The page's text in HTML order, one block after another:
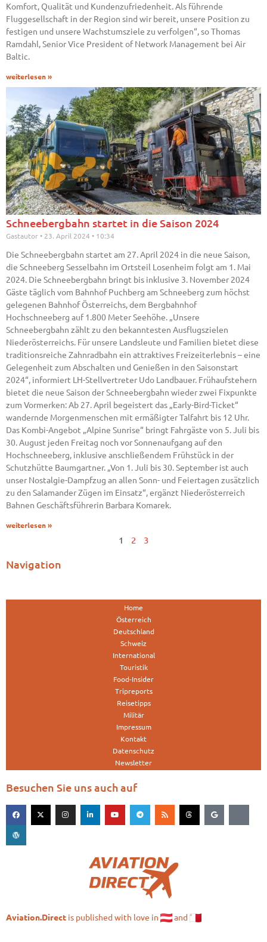
Komfort, Qualität und Kundenzufriedenheit. Als führende
Fluggesellschaft in der Region sind wir bereit, unsere Position zu
festigen und unsere Wachstumsziele zu verfolgen“, so Thomas
Ramdahl, Senior Vice President of Network Management bei Air
Baltic.
weiterlesen »
Schneebergbahn startet in die Saison 2024
Gastautor 23. April 2024 10:34
Die Schneebergbahn startet am 27. April 2024 in die neue Saison,
die Schneeberg Sesselbahn im Ortsteil Losenheim folgt am 1. Mai
2024. Die Schneebergbahn bringt bis inklusive 3. November 2024
Gäste täglich vom Bahnhof Puchberg am Schneeberg zum höchst
gelegenen Bahnhof Österreichs, dem Bergbahnhof
Hochschneeberg auf 1.800 Meter Seehöhe. „Unsere
Schneebergbahn zählt zu den bekanntesten Ausflugszielen
Niederösterreichs. Für unsere Landsleute und Familien bietet diese
traditionsreiche Zahnradbahn ein attraktives Freizeiterlebnis – eine
Gelegenheit zum Abschalten und Genießen in den Saisonstart
2024“, informiert LH-Stellvertreter Udo Landbauer. Frühaufstehern
bietet die neue Saison der Schneebergbahn wieder zwei Fixpunkte
zum Vormerken: Ab 27. April begeistert das „Early-Bird-Ticket“
wandernde Morgenmenschen mit ermäßigter Talfahrt bis 12 Uhr.
Das Kombi-Angebot „Alpine Sunrise“ bringt Fahrgäste von 5. Juli bis
30. August jeden Freitag noch vor Sonnenaufgang auf den
Hochschneeberg, inklusive anschließendem Frühstück in der
Schutzhütte Baumgartner. „Von 1. Juli bis 30. September ist auch
unser Nostalgie-Dampfzug an allen Sonn- und Feiertagen zusätzlich
zu den Salamander Zügen im Einsatz“, ergänzt Niederösterreich
Bahnen Geschäftsführerin Barbara Komarek.
weiterlesen »
1 2 3
Navigation
Home
Österreich
Deutschland
Schweiz
International
Touristik
Food-Insider
Tripreports
Reisetipps
Militär
Impressum
Kontakt
Datenschutz
Newsletter
Besuchen Sie uns auch auf
Aviation.Direct is published with love in and